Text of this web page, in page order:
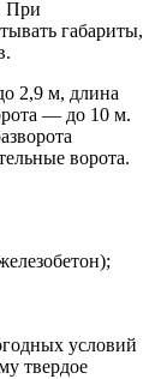
При
габариты,
2,9 м, длина
— до 10 м.
ворота.
условий
твердое